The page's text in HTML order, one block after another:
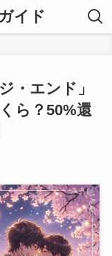
イド
・エンド」
ら？50%還